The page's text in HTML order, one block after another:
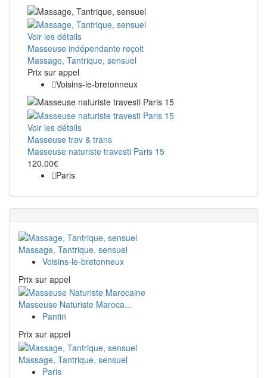
Voir les détails
Masseuse indépendante reçoit
Massage, Tantrique, sensuel
Prix ​​sur appel
Voisins-le-bretonneux
Voir les détails
Masseuse trav & trans
Masseuse naturiste travesti Paris 15
120.00€
Paris
Massage, Tantrique, sensuel
Voisins-le-bretonneux
Prix ​​sur appel
Masseuse Naturiste Maroca...
Pantin
Prix ​​sur appel
Massage, Tantrique, sensuel
Paris